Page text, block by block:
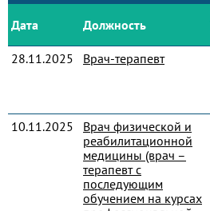
Дата Должность
28.11.2025 Врач-терапевт
10.11.2025
Врач физической и
реабилитационной
медицины (врач –
терапевт с
последующим
обучением на курсах